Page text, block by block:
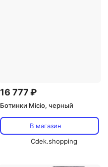
16 777 ₽
Ботинки Micio, черный
В магазин
Cdek.shopping